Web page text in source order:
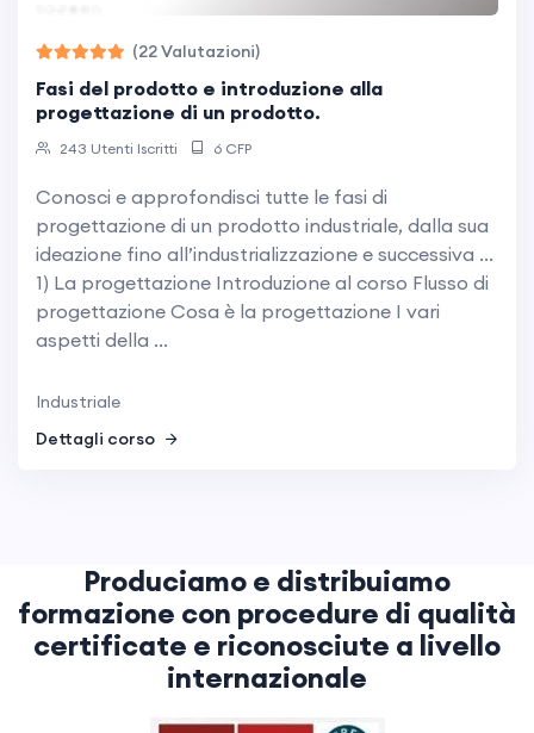
(22 Valutazioni)
fasi del prodotto e introduzione alla
progettazione di un prodotto.
243 Utenti Iscritti 6 CFP
Conosci e approfondisci tutte le fasi di
progettazione di un prodotto industriale, dalla sua
ideazione fino all’industrializzazione e successiva ...
1) La progettazione Introduzione al corso Flusso di
progettazione Cosa è la progettazione I vari
aspetti della ...
Industriale
Dettagli corso
Produciamo e distribuiamo
formazione con procedure di qualità
certificate e riconosciute a livello
internazionale